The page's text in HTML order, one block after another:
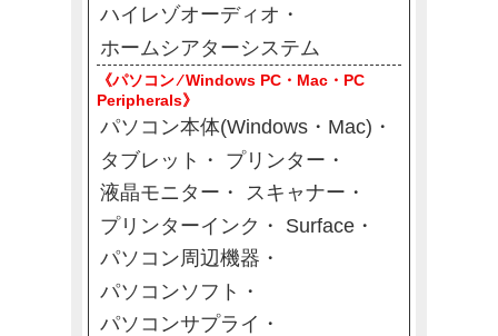
ハイレゾオーディオ
ホームシアターシステム
《パソコン ⁄ Windows PC・Mac・PC
Peripherals》
パソコン本体(Windows・Mac)
タブレット
プリンター
液晶モニター
スキャナー
プリンターインク
Surface
パソコン周辺機器
パソコンソフト
パソコンサプライ